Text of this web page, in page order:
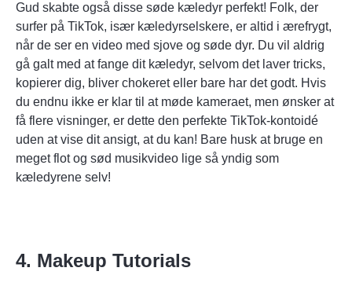
Gud skabte også disse søde kæledyr perfekt! Folk, der
surfer på TikTok, især kæledyrselskere, er altid i ærefrygt,
når de ser en video med sjove og søde dyr. Du vil aldrig
gå galt med at fange dit kæledyr, selvom det laver tricks,
kopierer dig, bliver chokeret eller bare har det godt. Hvis
du endnu ikke er klar til at møde kameraet, men ønsker at
få flere visninger, er dette den perfekte TikTok-kontoidé
uden at vise dit ansigt, at du kan! Bare husk at bruge en
meget flot og sød musikvideo lige så yndig som
kæledyrene selv!
4. Makeup Tutorials